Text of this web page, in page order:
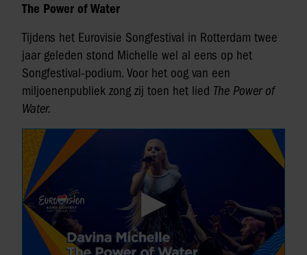
The Power of Water
Tijdens het Eurovisie Songfestival in Rotterdam twee
jaar geleden stond Michelle wel al eens op het
Songfestival-podium. Voor het oog van een
miljoenenpubliek zong zij toen het lied The Power of
Water.